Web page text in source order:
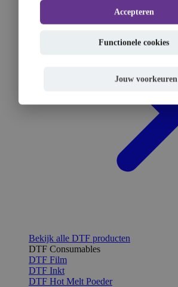
Bekijk alle DTF producten
DTF Consumables
DTF Film
DTF Inkt
DTF Hot Melt Poeder
Accepteren
Functionele cookies
Jouw voorkeuren